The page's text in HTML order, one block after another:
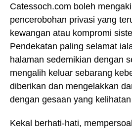
Catessoch.com boleh
pencerobohan privasi yang
kewangan atau kompromi
Pendekatan paling selamat
halaman sedemikian dengan
mengalih keluar sebarang
diberikan dan mengelakkan
dengan gesaan yang
Kekal berhati-hati,